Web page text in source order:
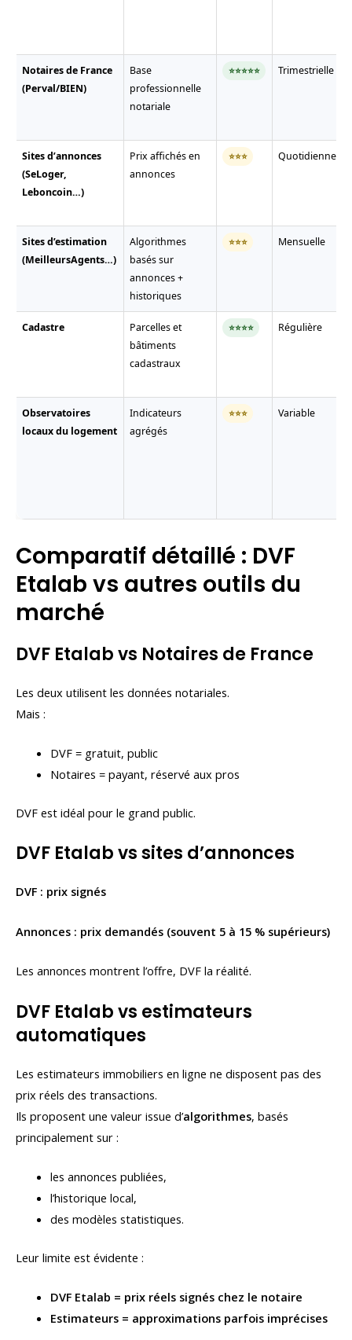
Notaires de France
(Perval/BIEN)
Base
professionnelle
notariale
⭐⭐⭐⭐⭐ Trimestrielle
Sites d’annonces
(SeLoger,
Leboncoin…)
Prix affichés en
annonces
⭐⭐⭐ Quotidienne
Sites d’estimation
(MeilleursAgents…)
Algorithmes
basés sur
annonces +
historiques
⭐⭐⭐ Mensuelle
Cadastre
Parcelles et
bâtiments
cadastraux
⭐⭐⭐⭐ Régulière
Observatoires
locaux du logement
Indicateurs
agrégés
⭐⭐⭐ Variable
Comparatif détaillé : DVF
Etalab vs autres outils du
marché
DVF Etalab vs Notaires de France
Les deux utilisent les données notariales.
Mais :
DVF = gratuit, public
Notaires = payant, réservé aux pros
DVF est idéal pour le grand public.
DVF Etalab vs sites d’annonces
DVF : prix signés
Annonces : prix demandés (souvent 5 à 15 % supérieurs)
Les annonces montrent l’offre, DVF la réalité.
DVF Etalab vs estimateurs
automatiques
Les estimateurs immobiliers en ligne ne disposent pas des
prix réels des transactions.
Ils proposent une valeur issue d’algorithmes, basés
principalement sur :
les annonces publiées,
l’historique local,
des modèles statistiques.
Leur limite est évidente :
DVF Etalab = prix réels signés chez le notaire
Estimateurs = approximations parfois imprécises